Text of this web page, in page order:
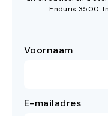
Enduris 3500.
Voornaam
E-mailadres